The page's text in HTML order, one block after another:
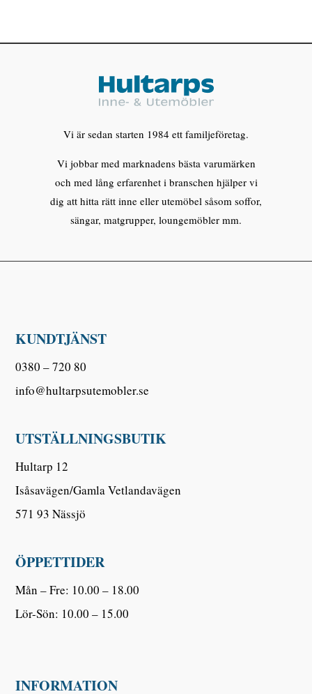
Vi är sedan starten 1984 ett familjeföretag.
Vi jobbar med marknadens bästa varumärken
och med lång erfarenhet i branschen hjälper vi
dig att hitta rätt inne eller utemöbel såsom soffor,
sängar, matgrupper, loungemöbler mm.
KUNDTJÄNST
0380 – 720 80
info@hultarpsutemobler.se
UTSTÄLLNINGSBUTIK
Hultarp 12
Isåsavägen/Gamla Vetlandavägen
571 93 Nässjö
ÖPPETTIDER
Mån – Fre: 10.00 – 18.00
Lör-Sön: 10.00 – 15.00
INFORMATION